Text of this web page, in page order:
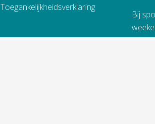
Toegankelijkheidsverklaring
Bij